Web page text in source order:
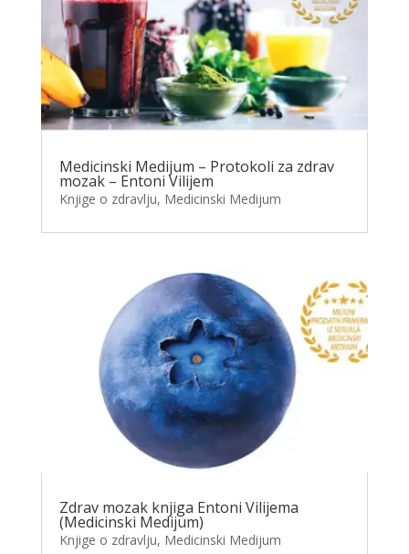
Medicinski Medijum – Protokoli za zdrav
mozak – Entoni Vilijem
Knjige o zdravlju, Medicinski Medijum
Zdrav mozak knjiga Entoni Vilijema
(Medicinski Medijum)
Knjige o zdravlju, Medicinski Medijum